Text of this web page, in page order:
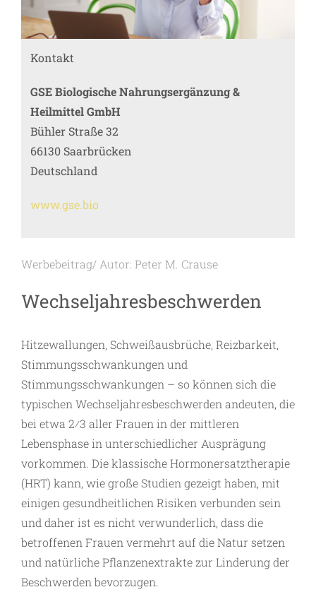
Kontakt
GSE Biologische Nahrungsergänzung &
Heilmittel GmbH
Bühler Straße 32
66130 Saarbrücken
Deutschland
www.gse.bio
Werbebeitrag/ Autor: Peter M. Crause
Wechseljahresbeschwerden
Hitzewallungen, Schweißausbrüche, Reizbarkeit,
Stimmungsschwankungen und
Stimmungsschwankungen – so können sich die
typischen Wechseljahresbeschwerden andeuten, die
bei etwa 2⁄3 aller Frauen in der mittleren
Lebensphase in unterschiedlicher Ausprägung
vorkommen. Die klassische Hormonersatztherapie
(HRT) kann, wie große Studien gezeigt haben, mit
einigen gesundheitlichen Risiken verbunden sein
und daher ist es nicht verwunderlich, dass die
betroffenen Frauen vermehrt auf die Natur setzen
und natürliche Pflanzenextrakte zur Linderung der
Beschwerden bevorzugen.